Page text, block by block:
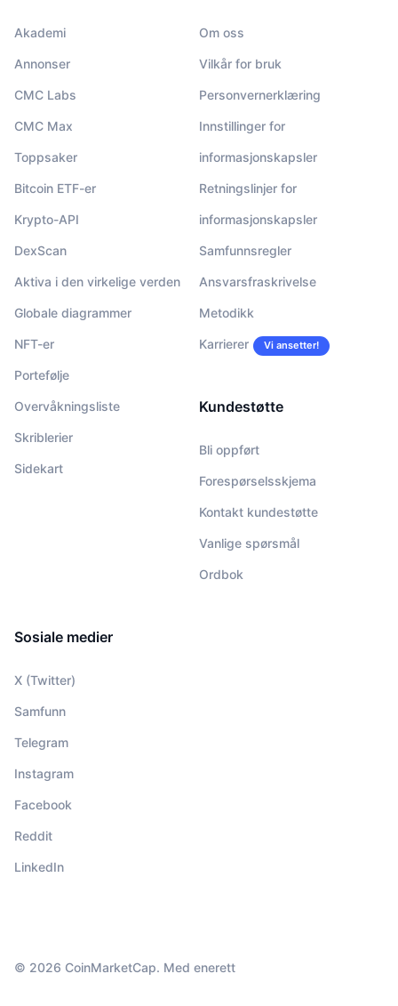
Akademi
Annonser
CMC Labs
CMC Max
Toppsaker
Bitcoin ETF-er
Krypto-API
DexScan
Aktiva i den virkelige verden
Globale diagrammer
NFT-er
Portefølje
Overvåkningsliste
Skriblerier
Sidekart
Om oss
Vilkår for bruk
Personvernerklæring
Innstillinger for
informasjonskapsler
Retningslinjer for
informasjonskapsler
Samfunnsregler
Ansvarsfraskrivelse
Metodikk
Karrierer Vi ansetter!
Kundestøtte
Bli oppført
Forespørselsskjema
Kontakt kundestøtte
Vanlige spørsmål
Ordbok
Sosiale medier
X (Twitter)
Samfunn
Telegram
Instagram
Facebook
Reddit
LinkedIn
© 2026 CoinMarketCap. Med enerett